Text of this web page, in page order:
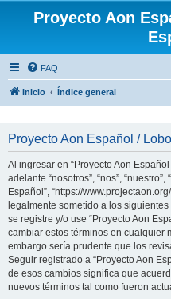
Proyecto Aon
FAQ
Inicio Índice general
Proyecto Aon Español /
Al ingresar en “Proyecto Aon
adelante “nosotros”, “nos”,
Español”, “https://
legalmente sometido a los
se registre y/o use “Proyecto Aon
cambiar estos términos en cualquier
embargo sería prudente que los
Seguir registrado a “Proyecto Aon
de esos cambios significa que
nuevos términos tal como fueron